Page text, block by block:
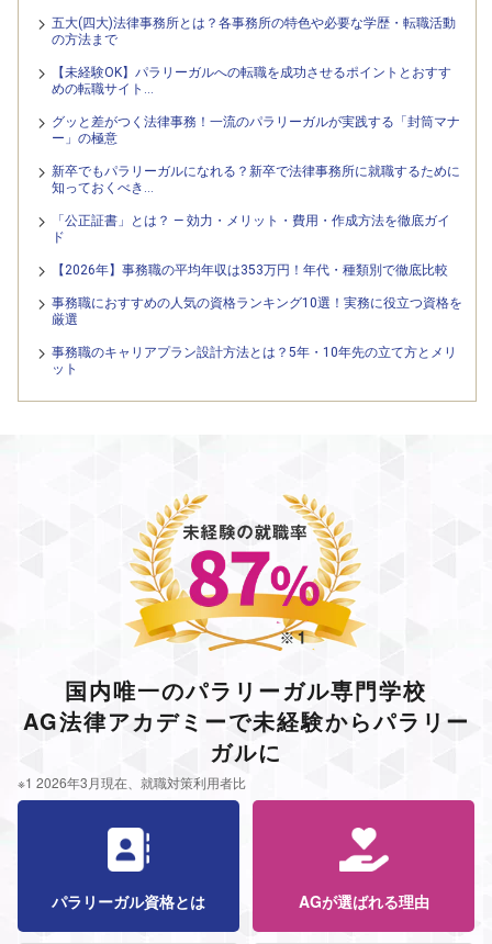
五大(四大)法律事務所とは？各事務所の特色や必要な学歴・転職活動
の方法まで
【未経験OK】パラリーガルへの転職を成功させるポイントとおすす
めの転職サイト…
グッと差がつく法律事務！一流のパラリーガルが実践する「封筒マナ
ー」の極意
新卒でもパラリーガルになれる？新卒で法律事務所に就職するために
知っておくべき…
「公正証書」とは？ — 効力・メリット・費用・作成方法を徹底ガイ
ド
【2026年】事務職の平均年収は353万円！年代・種類別で徹底比較
事務職におすすめの人気の資格ランキング10選！実務に役立つ資格を
厳選
事務職のキャリアプラン設計方法とは？5年・10年先の立て方とメリ
ット
※1 2026年3月現在、就職対策利用者比
国内唯一のパラリーガル専門学校
AG法律アカデミーで未経験からパラリー
ガルに
パラリーガル資格とは AGが選ばれる理由